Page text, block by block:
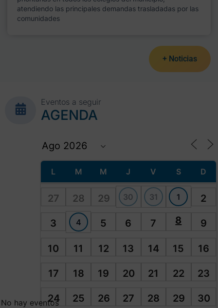
atendiendo las principales demandas trasladadas por las
comunidades
+ Noticias
Eventos a seguir
AGENDA
L M M J V S D
27 28 29 30 31 1 2
3 4 5 6 7 8 9
10 11 12 13 14 15 16
17 18 19 20 21 22 23
24 25 26 27 28 29 30
No hay eventos